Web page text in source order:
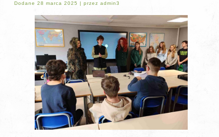
Dodane 28 marca 2025 |przez admin3